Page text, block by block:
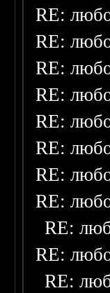
RE:
RE:
RE:
RE:
RE:
RE:
RE:
RE:
RE:
RE:
RE: